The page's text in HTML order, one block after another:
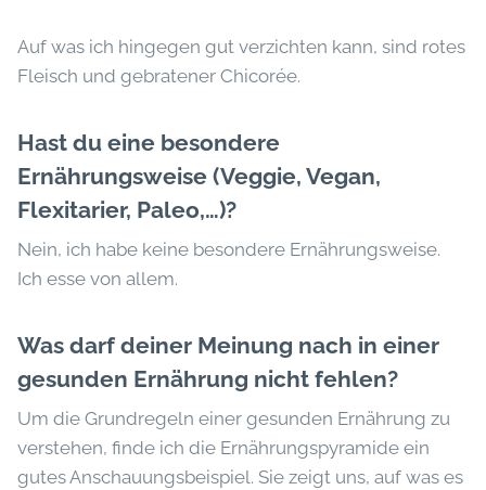
Auf was ich hingegen gut verzichten kann, sind rotes
Fleisch und gebratener Chicorée.
Hast du eine besondere
Ernährungsweise (Veggie, Vegan,
Flexitarier, Paleo,…)?
Nein, ich habe keine besondere Ernährungsweise.
Ich esse von allem.
Was darf deiner Meinung nach in einer
gesunden Ernährung nicht fehlen?
Um die Grundregeln einer gesunden Ernährung zu
verstehen, finde ich die Ernährungspyramide ein
gutes Anschauungsbeispiel. Sie zeigt uns, auf was es